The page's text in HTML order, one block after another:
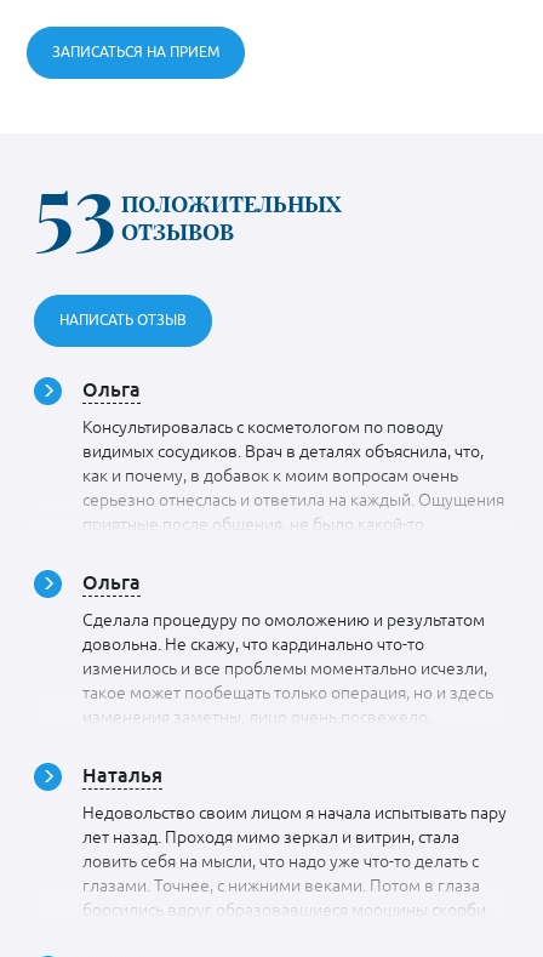
ЗАПИСАТЬСЯ НА ПРИЕМ
53 ПОЛОЖИТЕЛЬНЫХ
ОТЗЫВОВ
НАПИСАТЬ ОТЗЫВ
Ольга
Консультировалась с косметологом по поводу
видимых сосудиков. Врач в деталях объяснила, что,
как и почему, в добавок к моим вопросам очень
серьезно отнеслась и ответила на каждый. Ощущения
приятные после общения, не было какой-то
простая в общении, доброжелательная, приветливая
и видно, что она любимым делом занимается.
Спасибо за информативный и интересный прием.
Ольга
Сделала процедуру по омоложению и результатом
довольна. Не скажу, что кардинально что-то
изменилось и все проблемы моментально исчезли,
такое может пообещать только операция, но и здесь
изменения заметны, лицо очень посвежело,
и упругость появилась. Раньше кожа какой-то рыхлой
казалось, теперь такого ощущения нет, мне очень
нравится. Не пожалела, что доверила свое лицо
Ольге Дагиевне. У нее умелые ручки и доскональное
знание косметологии
Наталья
Недовольство своим лицом я начала испытывать пару
лет назад. Проходя мимо зеркал и витрин, стала
ловить себя на мысли, что надо уже что-то делать с
глазами. Точнее, с нижними веками. Потом в глаза
бросились вдруг образовавшиеся морщины скорби,